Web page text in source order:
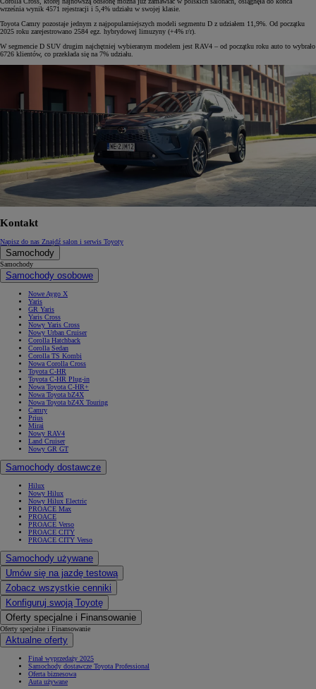
września wynik 4571 rejestracji i 5,4% udziału w swojej klasie.
Toyota Camry pozostaje jednym z najpopularniejszych modeli segmentu D z udziałem 11,9%. Od początku
2025 roku zarejestrowano 2584 egz. hybrydowej limuzyny (+4% r/r).
W segmencie D SUV drugim najchętniej wybieranym modelem jest RAV4 – od początku roku auto to wybrało
6726 klientów, co przekłada się na 7% udziału.
Kontakt
Napisz do nas Znajdź salon i serwis Toyoty
Samochody
Samochody
Samochody osobowe
Nowe Aygo X
Yaris
GR Yaris
Yaris Cross
Nowy Yaris Cross
Nowy Urban Cruiser
Corolla Hatchback
Corolla Sedan
Corolla TS Kombi
Nowa Corolla Cross
Toyota C-HR
Toyota C-HR Plug-in
Nowa Toyota C-HR+
Nowa Toyota bZ4X
Nowa Toyota bZ4X Touring
Camry
Prius
Mirai
Nowy RAV4
Land Cruiser
Nowy GR GT
Samochody dostawcze
Hilux
Nowy Hilux
Nowy Hilux Electric
PROACE Max
PROACE
PROACE Verso
PROACE CITY
PROACE CITY Verso
Samochody używane
Umów się na jazdę testową
Zobacz wszystkie cenniki
Konfiguruj swoją Toyotę
Oferty specjalne i Finansowanie
Oferty specjalne i Finansowanie
Aktualne oferty
Finał wyprzedaży 2025
Samochody dostawcze Toyota Professional
Oferta biznesowa
Auta używane